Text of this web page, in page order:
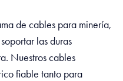
de cables para minería,
las duras
Nuestros cables
fiable tanto para